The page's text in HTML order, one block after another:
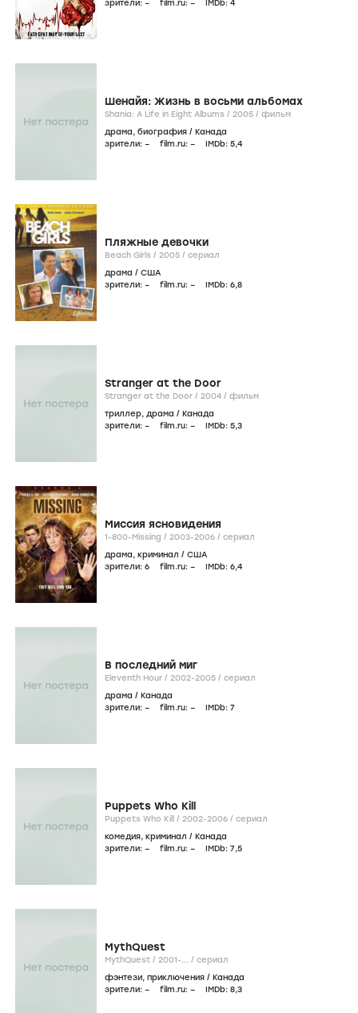
зрители: – film.ru: – IMDb: 4
Шенайя: Жизнь в восьми альбомах
Shania: A Life in Eight Albums / 2005 / фильм
драма, биография / Канада
зрители: – film.ru: – IMDb: 5,4
Пляжные девочки
Beach Girls / 2005 / сериал
драма / США
зрители: – film.ru: – IMDb: 6,8
Stranger at the Door
Stranger at the Door / 2004 / фильм
триллер, драма / Канада
зрители: – film.ru: – IMDb: 5,3
Миссия ясновидения
1-800-Missing / 2003-2006 / сериал
драма, криминал / США
зрители: 6 film.ru: – IMDb: 6,4
В последний миг
Eleventh Hour / 2002-2005 / сериал
драма / Канада
зрители: – film.ru: – IMDb: 7
Puppets Who Kill
Puppets Who Kill / 2002-2006 / сериал
комедия, криминал / Канада
зрители: – film.ru: – IMDb: 7,5
MythQuest
MythQuest / 2001-... / сериал
фэнтези, приключения / Канада
зрители: – film.ru: – IMDb: 8,3